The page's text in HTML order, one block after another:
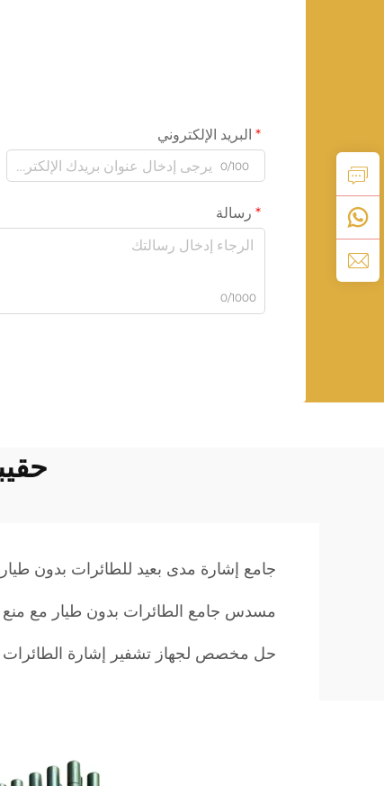
البريد الإلكتروني
0/100
رسالة
0/1000
جامع إشارة مدى بعيد للطائرات بدون طيار
مسدس جامع الطائرات بدون طيار مع منع
حل مخصص لجهاز تشفير إشارة الطائرات